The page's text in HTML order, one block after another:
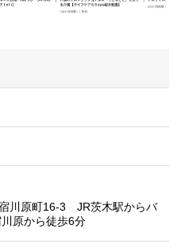
川原町16-3 JR茨木駅からバ
原から徒歩6分